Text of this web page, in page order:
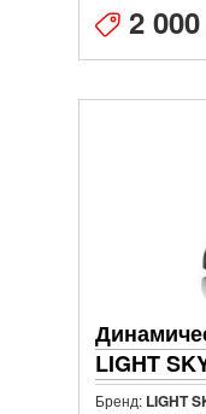
2
LIGHT
Бренд: LIGHT